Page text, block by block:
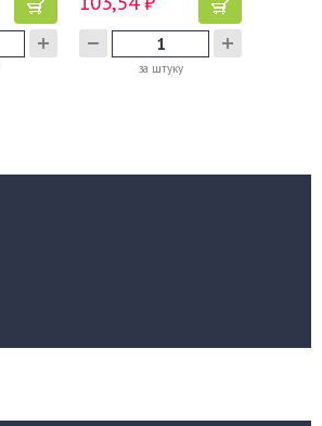
за штуку